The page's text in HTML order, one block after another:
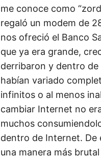
me conoce como
regaló un modem de
nos ofreció el Banco
que ya era grande,
derribaron y dentro
habían variado
infinitos o al menos
cambiar Internet no
muchos
dentro de Internet. De
una manera más